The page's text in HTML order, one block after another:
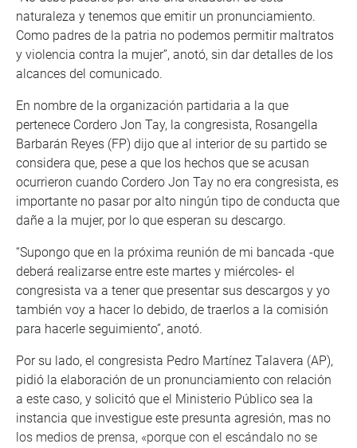
naturaleza y tenemos que emitir un pronunciamiento.
Como padres de la patria no podemos permitir maltratos
y violencia contra la mujer”, anotó, sin dar detalles de los
alcances del comunicado.
En nombre de la organización partidaria a la que
pertenece Cordero Jon Tay, la congresista, Rosangella
Barbarán Reyes (FP) dijo que al interior de su partido se
considera que, pese a que los hechos que se acusan
ocurrieron cuando Cordero Jon Tay no era congresista, es
importante no pasar por alto ningún tipo de conducta que
dañe a la mujer, por lo que esperan su descargo.
“Supongo que en la próxima reunión de mi bancada -que
deberá realizarse entre este martes y miércoles- el
congresista va a tener que presentar sus descargos y yo
también voy a hacer lo debido, de traerlos a la comisión
para hacerle seguimiento”, anotó.
Por su lado, el congresista Pedro Martínez Talavera (AP),
pidió la elaboración de un pronunciamiento con relación
a este caso, y solicitó que el Ministerio Público sea la
instancia que investigue este presunta agresión, mas no
los medios de prensa, «porque con el escándalo no se